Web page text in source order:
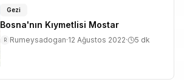
Gezi
Bosna'nın Kıymetlisi Mostar
R Rumeysadogan·12 Ağustos 2022· 5 dk